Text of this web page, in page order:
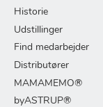
Historie
Udstillinger
Find medarbejder
Distributører
MAMAMEMO®
byASTRUP®